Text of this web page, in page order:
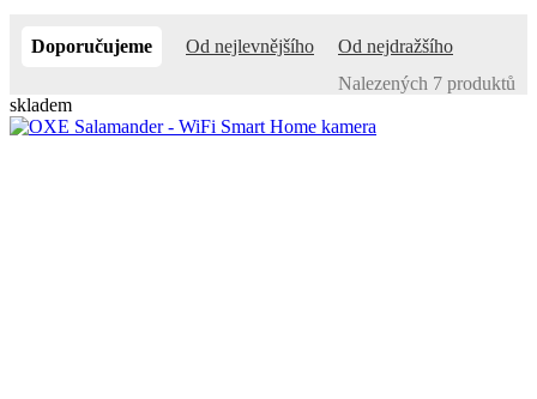
Doporučujeme Od nejlevnějšího
Od nejdražšího
Nalezených 7 produktů
skladem